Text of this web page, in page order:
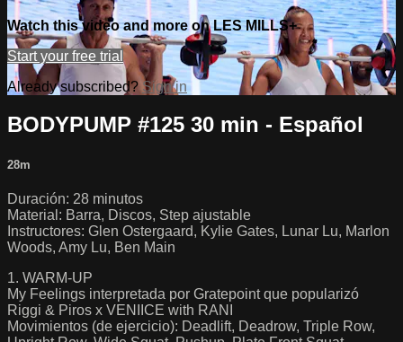
Watch this video and more on LES MILLS+
Start your free trial
Already subscribed?Sign in
BODYPUMP #125 30 min - Español
28m
Duración: 28 minutos
Material: Barra, Discos, Step ajustable
Instructores: Glen Ostergaard, Kylie Gates, Lunar Lu, Marlon
Woods, Amy Lu, Ben Main
1. WARM-UP
My Feelings interpretada por Gratepoint que popularizó
Riggi & Piros x VENIICE with RANI
Movimientos (de ejercicio): Deadlift, Deadrow, Triple Row,